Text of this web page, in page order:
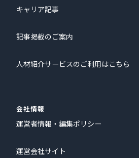
キャリア記事
記事掲載のご案内
人材紹介サービスのご利用はこちら
会社情報
運営者情報・編集ポリシー
運営会社サイト